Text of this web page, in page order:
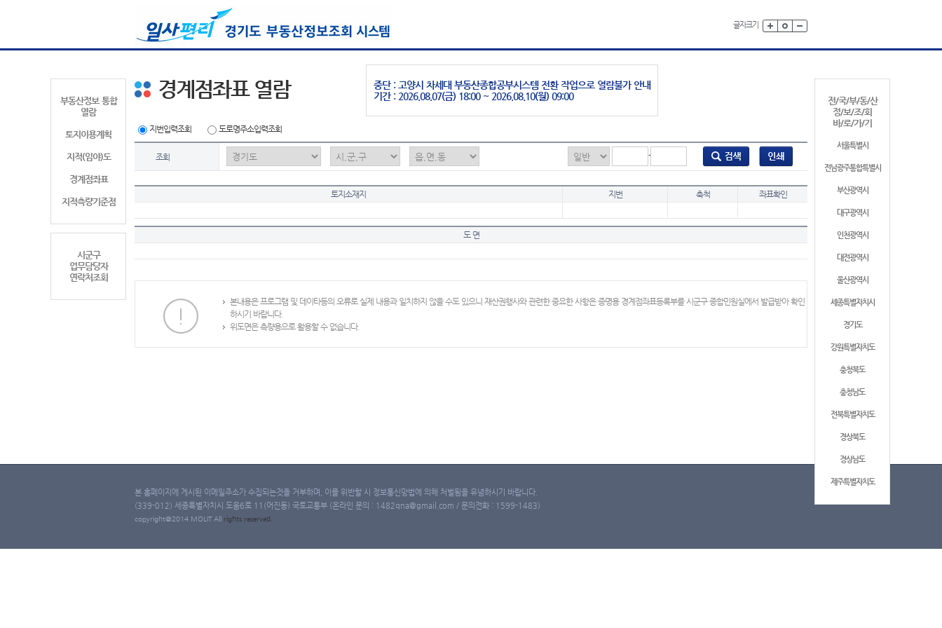
글자크기
부동산정보 통합
열람
토지이용계획
지적(임야)도
경계점좌표
지적측량기준점
시군구
업무담당자
연락처조회
전/국/부/동/산
정/보/조/회
바/로/가/기
서울특별시
전남광주통합특별시
부산광역시
대구광역시
인천광역시
대전광역시
울산광역시
세종특별자치시
경기도
강원특별자치도
충청북도
충청남도
전북특별자치도
경상북도
경상남도
제주특별자치도
중단 : 고양시 차세대 부동산종합공부시스템 전환 작업으로 열람불가 안내
기간 : 2026.08.07(금) 18:00 ~ 2026.08.10(월) 09:00
경계점좌표 열람
지번입력조회 도로명주소입력조회
조회 -
토지소재지 지번 축척 좌표확인
도 면
본내용은 프로그램 및 데이타등의 오류로 실제 내용과 일치하지 않을 수도 있으니 재산권행사와 관련한 중요한 사항은 증명용 경계점좌표등록부를 시군구 종합민원실에서 발급받아 확인
하시기 바랍니다.
위도면은 측량용으로 활용할 수 없습니다.
본 홈페이지에 게시된 이메일주소가 수집되는것을 거부하며, 이를 위반할 시 정보통신망법에 의해 처벌됨을 유념하시기 바랍니다.
(339-012) 세종특별자치시 도움6로 11(어진동) 국토교통부 (온라인 문의 : 1482qna@gmail.com / 문의전화 : 1599-1483)
copyright@2014 MOLIT All rights reserved.